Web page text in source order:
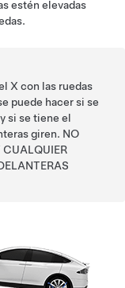
estén elevadas
X con las ruedas
puede hacer si se
si se tiene el
giren. NO
CUALQUIER